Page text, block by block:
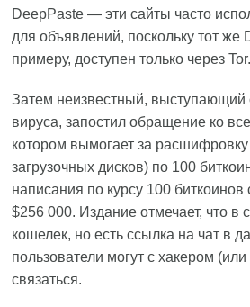
DeepPaste — эти сайты часто
для объявлений, поскольку тот же
примеру, доступен только через Tor.
Затем неизвестный, выступающий
вируса, запостил обращение ко
котором вымогает за
загрузочных дисков) по 100
написания по курсу 100
$256 000. Издание отмечает, что в
кошелек, но есть ссылка на чат в
пользователи могут с хакером
связаться.